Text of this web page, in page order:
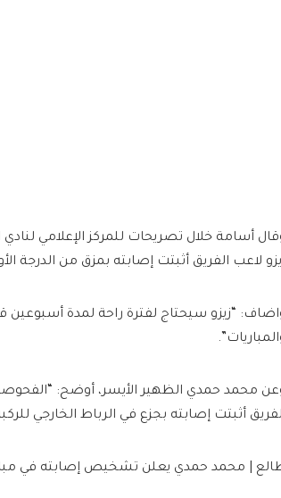
أسامة خلال تصريحات للمركز الإعلامي
لاعب الفريق أثبتت إصابته بمزق من الدرجة
“زيزو سيحتاج لفترة راحة لمدة أسبوعين
محمد حمدي الظهير الأيسر، أوضح:
أثبتت إصابته بجزع في الرباط الخارجي
| محمد حمدي يعلن تشخيص إصابته في